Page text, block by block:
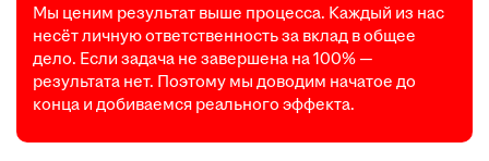
Мы ценим результат выше процесса. Каждый из нас
несёт личную ответственность за вклад в общее
дело. Если задача не завершена на 100% —
результата нет. Поэтому мы доводим начатое до
конца и добиваемся реального эффекта.